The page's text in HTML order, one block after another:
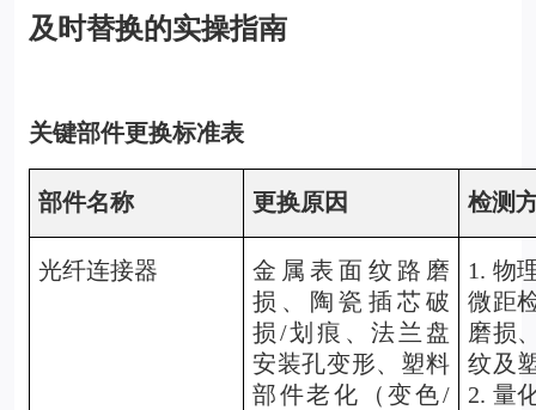
及时替换的实操指南
关键部件更换标准表
部件名称 更换原因 检测
光纤连接器
金属表面纹路磨
损、陶瓷插芯破
损/划痕、法兰盘
安装孔变形、塑料
部件老化（变色/
1. 物
微距
磨损
纹及
2. 量